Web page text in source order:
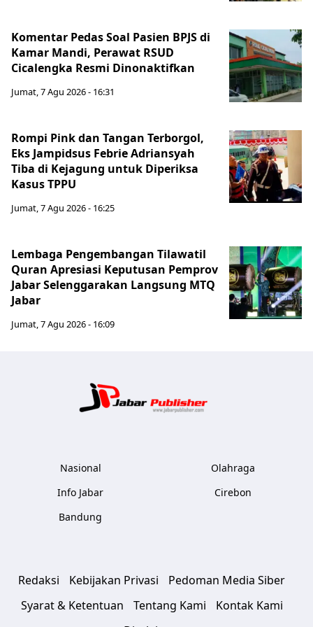
Komentar Pedas Soal Pasien BPJS di
Kamar Mandi, Perawat RSUD
Cicalengka Resmi Dinonaktifkan
Jumat, 7 Agu 2026 - 16:31
Rompi Pink dan Tangan Terborgol,
Eks Jampidsus Febrie Adriansyah
Tiba di Kejagung untuk Diperiksa
Kasus TPPU
Jumat, 7 Agu 2026 - 16:25
Lembaga Pengembangan Tilawatil
Quran Apresiasi Keputusan Pemprov
Jabar Selenggarakan Langsung MTQ
Jabar
Jumat, 7 Agu 2026 - 16:09
Nasional
Info Jabar
Bandung
Olahraga
Cirebon
Redaksi Kebijakan Privasi
Pedoman Media Siber
Syarat & Ketentuan
Tentang Kami
Kontak Kami